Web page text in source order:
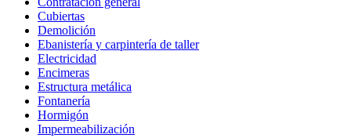
Cubiertas
Demolición
Ebanistería y carpintería de taller
Electricidad
Encimeras
Estructura metálica
Fontanería
Hormigón
Impermeabilización